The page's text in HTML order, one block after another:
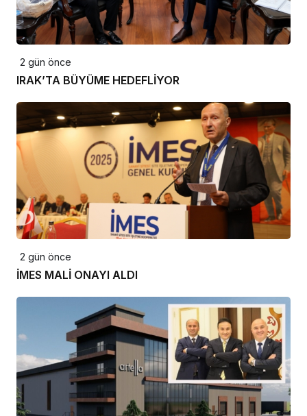
2 gün önce
IRAK’TA BÜYÜME HEDEFLİYOR
2 gün önce
İMES MALİ ONAYI ALDI